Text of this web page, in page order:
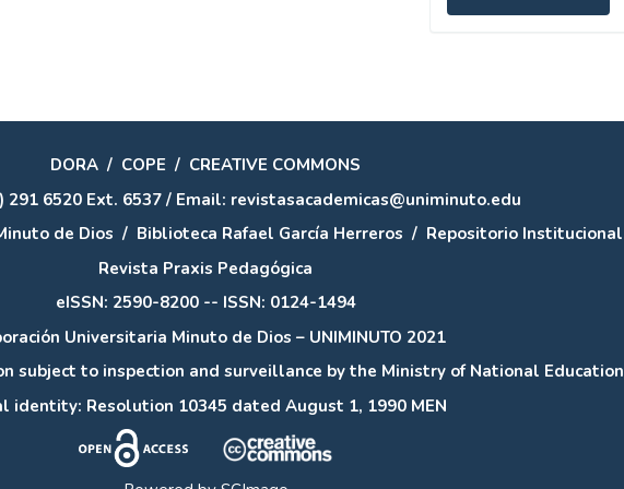
DORA / COPE / CREATIVE COMMONS
291 6520 Ext. 6537 / Email: revistasacademicas@uniminuto.edu
de Dios / Biblioteca Rafael García Herreros / Repositorio Institucional
Revista Praxis Pedagógica
eISSN: 2590-8200 -- ISSN: 0124-1494
Universitaria Minuto de Dios – UNIMINUTO 2021
subject to inspection and surveillance by the Ministry of National Education
identity: Resolution 10345 dated August 1, 1990 MEN